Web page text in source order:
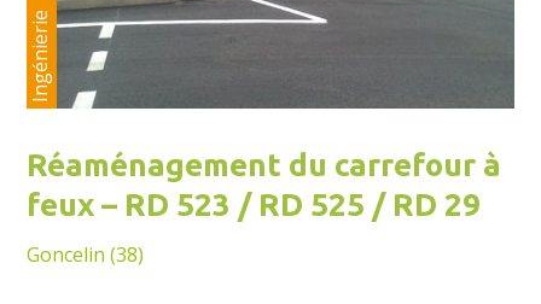
Ingénierie
Réaménagement du carrefour à
feux – RD 523 / RD 525 / RD 29
Goncelin (38)